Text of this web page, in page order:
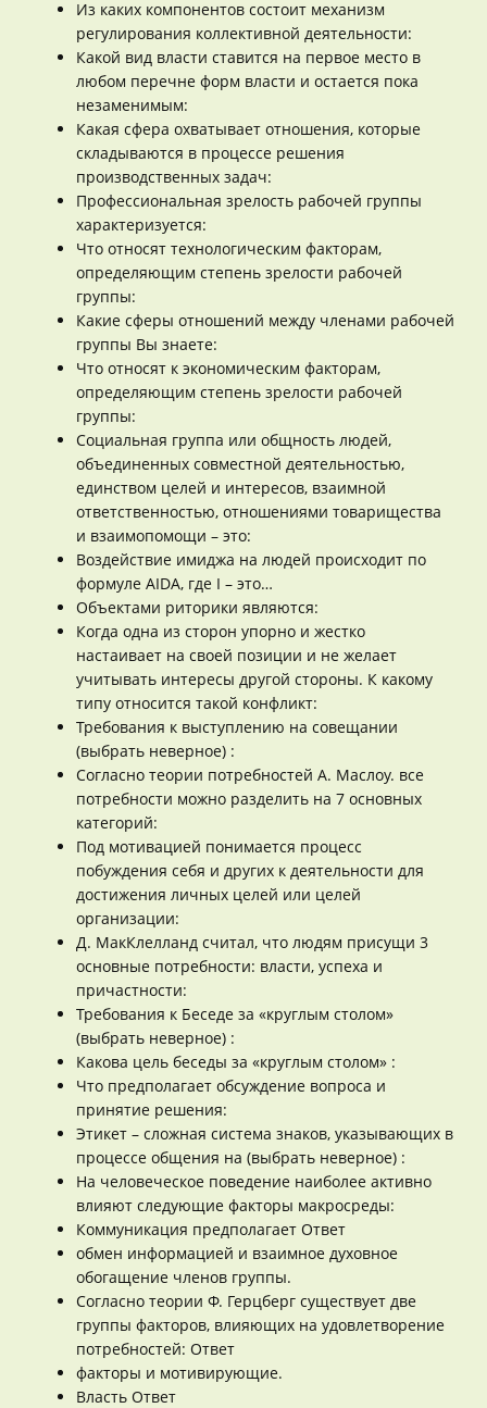
Из каких компонентов состоит механизм
регулирования коллективной деятельности:
Какой вид власти ставится на первое место в
любом перечне форм власти и остается пока
незаменимым:
Какая сфера охватывает отношения, которые
складываются в процессе решения
производственных задач:
Профессиональная зрелость рабочей группы
характеризуется:
Что относят технологическим факторам,
определяющим степень зрелости рабочей
группы:
Какие сферы отношений между членами рабочей
группы Вы знаете:
Что относят к экономическим факторам,
определяющим степень зрелости рабочей
группы:
Социальная группа или общность людей,
объединенных совместной деятельностью,
единством целей и интересов, взаимной
ответственностью, отношениями товарищества
и взаимопомощи – это:
Воздействие имиджа на людей происходит по
формуле AIDA, где I – это…
Объектами риторики являются:
Когда одна из сторон упорно и жестко
настаивает на своей позиции и не желает
учитывать интересы другой стороны. К какому
типу относится такой конфликт:
Требования к выступлению на совещании
(выбрать неверное) :
Согласно теории потребностей А. Маслоу. все
потребности можно разделить на 7 основных
категорий:
Под мотивацией понимается процесс
побуждения себя и других к деятельности для
достижения личных целей или целей
организации:
Д. МакКлелланд считал, что людям присущи 3
основные потребности: власти, успеха и
причастности:
Требования к Беседе за «круглым столом»
(выбрать неверное) :
Какова цель беседы за «круглым столом» :
Что предполагает обсуждение вопроса и
принятие решения:
Этикет – сложная система знаков, указывающих в
процессе общения на (выбрать неверное) :
На человеческое поведение наиболее активно
влияют следующие факторы макросреды:
Коммуникация предполагает Ответ
обмен информацией и взаимное духовное
обогащение членов группы.
Согласно теории Ф. Герцберг существует две
группы факторов, влияющих на удовлетворение
потребностей: Ответ
факторы и мотивирующие.
Власть Ответ